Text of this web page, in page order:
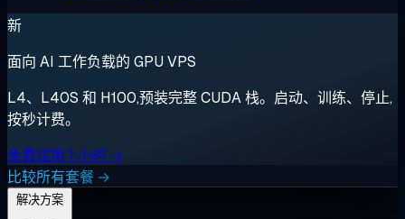
新
面向 AI 工作负载的 GPU VPS
L4、L40S 和 H100,预装完整 CUDA 栈。启动、训练、停止,
按秒计费。
免费试用 1 小时 →
比较所有套餐 →